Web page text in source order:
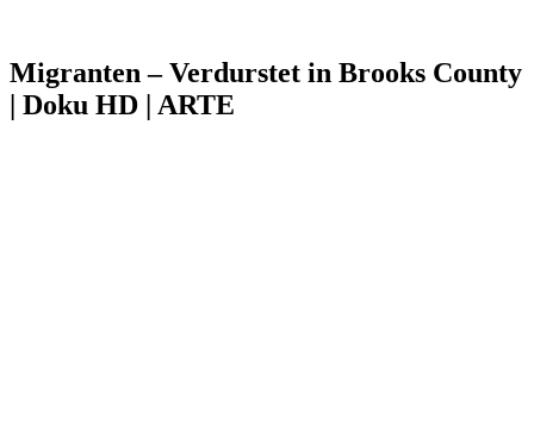
Migranten – Verdurstet in Brooks County
| Doku HD | ARTE